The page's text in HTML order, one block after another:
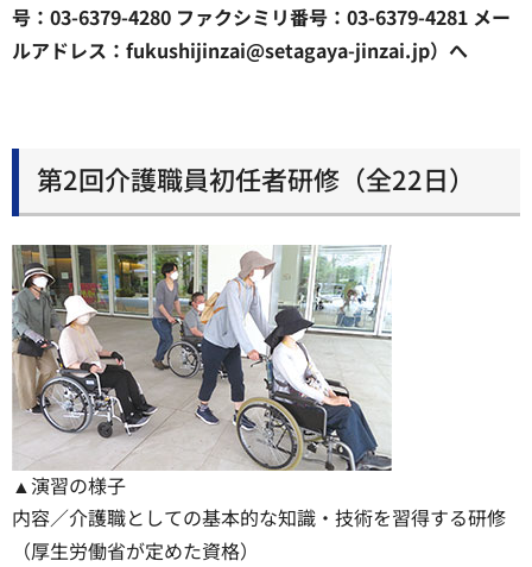
号：03-6379-4280 ファクシミリ番号：03-6379-4281 メー
ルアドレス：fukushijinzai@setagaya-jinzai.jp）へ
第2回介護職員初任者研修（全22日）
▲演習の様子
内容／介護職としての基本的な知識・技術を習得する研修
（厚生労働省が定めた資格）